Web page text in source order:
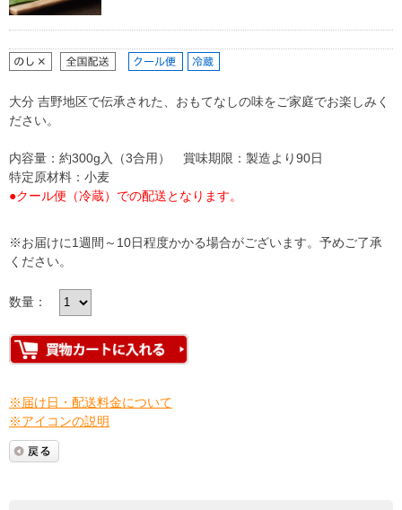
大分 吉野地区で伝承された、おもてなしの味をご家庭でお楽しみく
ださい。
内容量：約300g入（3合用） 賞味期限：製造より90日
特定原材料：小麦
●クール便（冷蔵）での配送となります。
※お届けに1週間～10日程度かかる場合がございます。予めご了承
ください。
数量：
※届け日・配送料金について
※アイコンの説明